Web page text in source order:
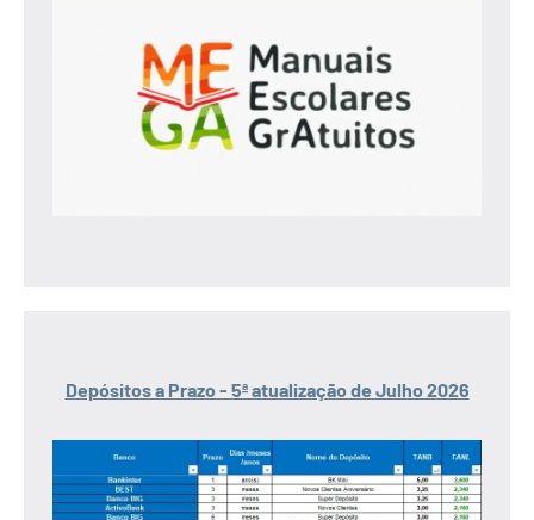
Depósitos a Prazo - 5ª atualização de Julho 2026